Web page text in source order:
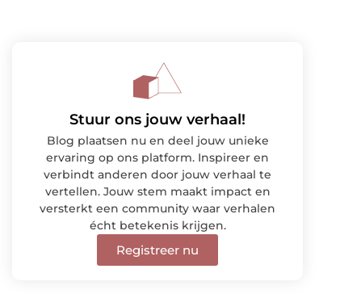
Stuur ons jouw verhaal!
Blog plaatsen nu en deel jouw unieke
ervaring op ons platform. Inspireer en
verbindt anderen door jouw verhaal te
vertellen. Jouw stem maakt impact en
versterkt een community waar verhalen
écht betekenis krijgen.
Registreer nu